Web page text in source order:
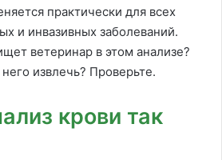
практически для всех
и инвазивных заболеваний.
ветеринар в этом анализе?
извлечь? Проверьте.
крови так